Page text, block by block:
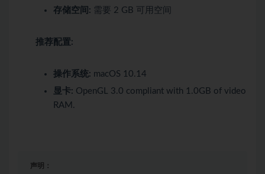
存储空间: 需要 2 GB 可用空间
推荐配置:
操作系统: macOS 10.14
显卡: OpenGL 3.0 compliant with 1.0GB of video
RAM.
声明：